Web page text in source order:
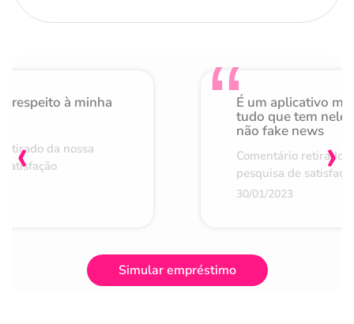
respeito à minha
da nossa
É um aplicativo
tudo que tem nele
não fake news
Comentário retirado
pesquisa de
30/01/2023
‹ ›
Simular empréstimo